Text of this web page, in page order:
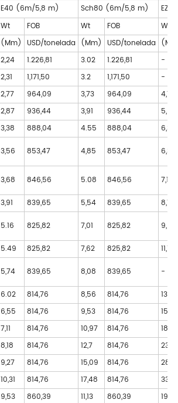
E40 (6m/5,8 m) Sch80 (6m/5,8 m)
Wt
FOB Wt FOB
Wt
(Mm) USD/tonelada (Mm) USD/tonelada
2,24 1.226,81 3.02 1.226,81
-
2,31 1,171,50 3.2 1,171,50
-
2,77 964,09 3,73 964,09
4,78
2,87 936,44 3,91 936,44
5,56
3,38 888,04 4.55 888,04
6,35
3,56 853,47 4,85 853,47 6,35
3,68 846,56 5.08 846,56 7,14
3,91 839,65 5,54 839,65
8,74
5.16 825,82 7,01 825,82 9,53
5.49 825,82 7,62 825,82
11,13
5,74 839,65 8,08 839,65 -
6.02 814,76 8,56 814,76
13,49
6,55 814,76 9,53 814,76
15,88
7,11 814,76 10,97 814,76
18,26
8,18 814,76 12,7 814,76
23,01
9,27 814,76 15,09 814,76
10,31 814,76 17,48 814,76
33,32
9,53 860,39 11,13 860,39
19,05